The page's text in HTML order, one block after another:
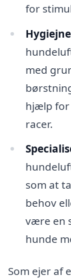
for
med
hjælp for
racer.
som at
behov
være en
hunde
Som ejer af